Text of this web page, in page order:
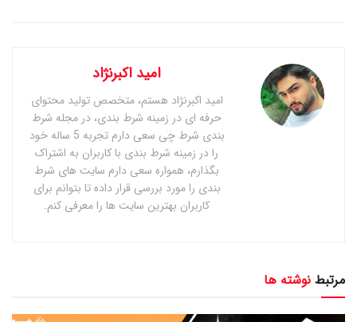
امید اکبرنژاد
امید اکبرنژاد هستم، متخصص تولید محتوای
حرفه ای در زمینه شرط بندی، در مجله شرط
بندی شرط چی سعی دارم تجربه 5 ساله خود
را در زمینه شرط بندی با کاربران به اشتراک
بگذارم، همواره سعی دارم سایت های شرط
بندی را مورد بررسی قرار داده تا بتوانم برای
کاربران بهترین سایت ها را معرفی کنم.
مرتبط نوشته ها